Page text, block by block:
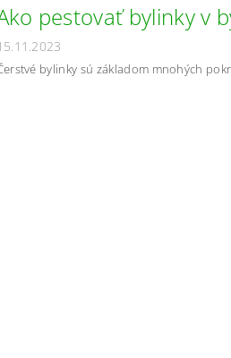
pestovať bylinky v
bylinky sú základom mnohých